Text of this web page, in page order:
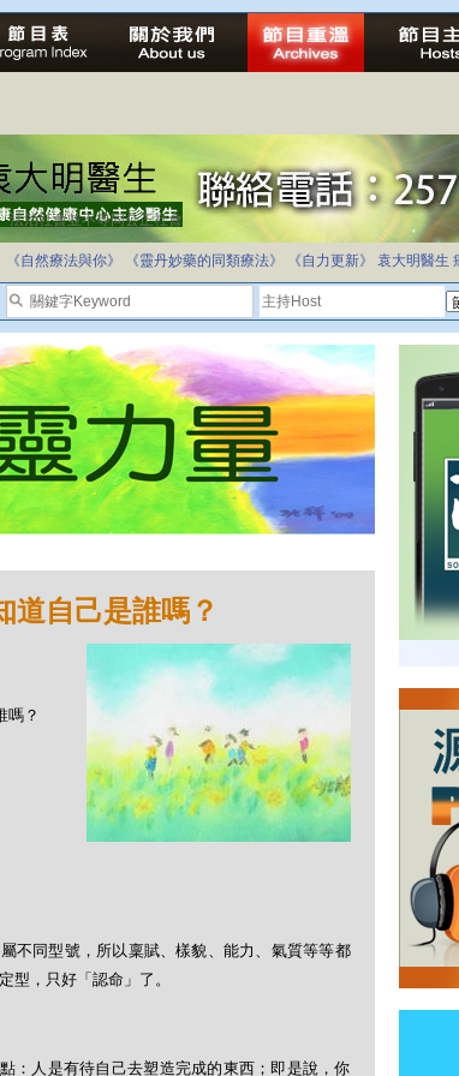
法治社會並不等同公正社會
自家教育合法化-推動多元化教育，全民學卷制
《自然療法與你》 《靈丹妙藥的同類療法》 《自力更新》 袁大明醫生
道自己是誰嗎？
嗎？
不同型號，所以稟賦、樣貌、能力、氣質等等都
型，只好「認命」了。
：人是有待自己去塑造完成的東西；即是說，你